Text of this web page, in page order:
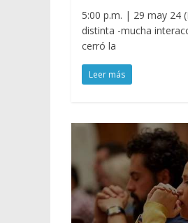
5:00 p.m. | 29 may 24
distinta -mucha
cerró la
Leer más